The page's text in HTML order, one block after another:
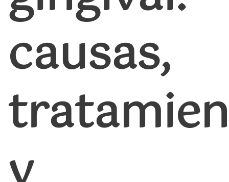
causas,